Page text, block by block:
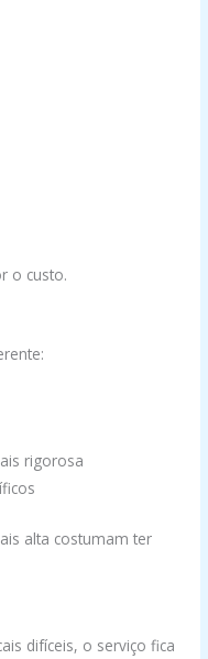
o custo.
rigorosa
alta costumam ter
difíceis, o serviço fica